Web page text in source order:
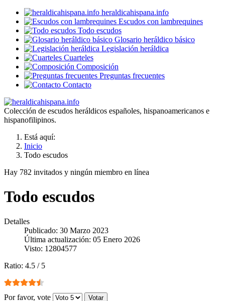
heraldicahispana.info
Escudos con lambrequines
Todo escudos
Glosario heráldico básico
Legislación heráldica
Cuarteles
Composición
Preguntas frecuentes
Contacto
Colección de escudos heráldicos españoles, hispanoamericanos e
hispanofilipinos.
Está aquí:
Inicio
Todo escudos
Hay 782 invitados y ningún miembro en línea
Todo escudos
Detalles
Publicado: 30 Marzo 2023
Última actualización: 05 Enero 2026
Visto: 12804577
Ratio: 4.5 / 5
Por favor, vote